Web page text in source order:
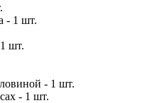
- 1 шт.
шт.
- 1 шт.
- 1 шт.